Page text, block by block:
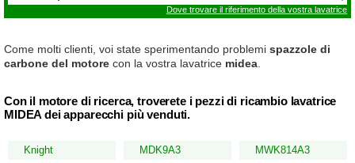
Dove trovare il riferimento della vostra lavatrice
Come molti clienti, voi state sperimentando problemi spazzole di
carbone del motore con la vostra lavatrice midea
Con il motore di ricerca, troverete i pezzi di ricambio lavatrice
MIDEA dei apparecchi più venduti.
Knight MDK9A3 MWK814A3